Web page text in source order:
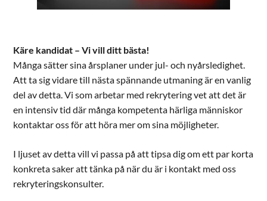
Käre kandidat – Vi vill ditt bästa!
Många sätter sina årsplaner under jul- och nyårsledighet.
Att ta sig vidare till nästa spännande utmaning är en vanlig
del av detta. Vi som arbetar med rekrytering vet att det är
en intensiv tid där många kompetenta härliga människor
kontaktar oss för att höra mer om sina möjligheter.
I ljuset av detta vill vi passa på att tipsa dig om ett par korta
konkreta saker att tänka på när du är i kontakt med oss
rekryteringskonsulter.